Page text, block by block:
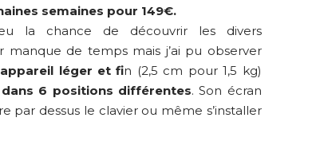
semaines pour 149€.
la chance de découvrir les divers
manque de temps mais j’ai pu observer
léger et fin (2,5 cm pour 1,5 kg)
6 positions différentes. Son écran
par dessus le clavier ou même s’installer